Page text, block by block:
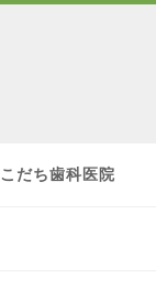
こだち歯科医院